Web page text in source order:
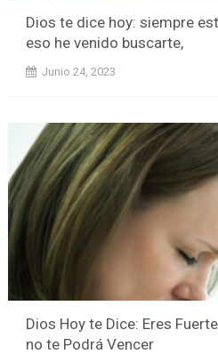
Dios te dice hoy: siempre
eso he venido buscarte,
Junio 24, 2023
Dios Hoy te Dice: Eres
no te Podrá Vencer